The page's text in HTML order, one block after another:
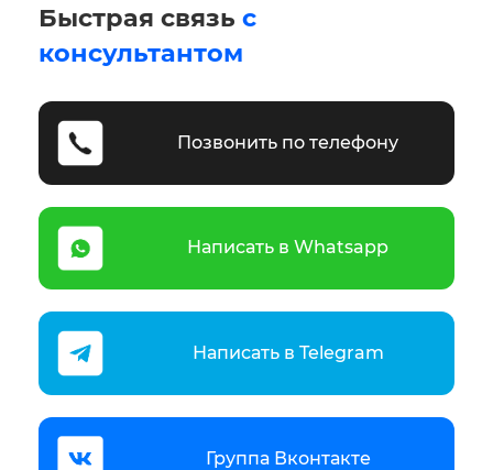
Быстрая связь с
консультантом
Позвонить по телефону
Написать в Whatsapp
Написать в Telegram
Группа Вконтакте